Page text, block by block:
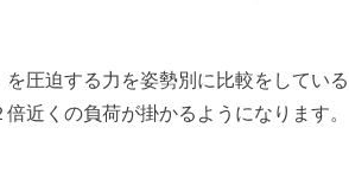
圧迫する力を姿勢別に比較をしている
近くの負荷が掛かるようになります。